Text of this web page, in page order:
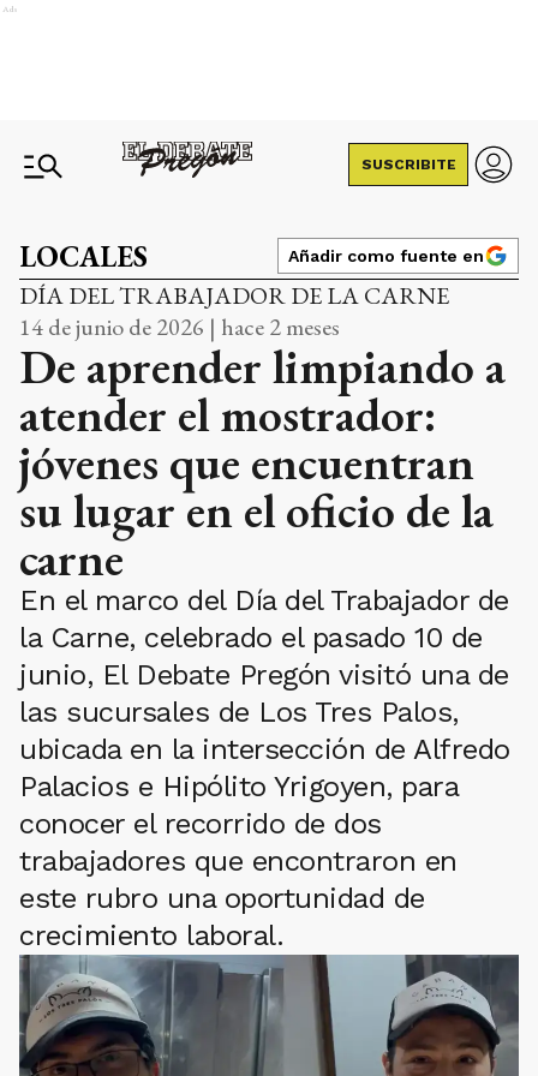
Ads
SUSCRIBITE
LOCALES Añadir como fuente en
DÍA DEL TRABAJADOR DE LA CARNE
14 de junio de 2026 | hace 2 meses
De aprender limpiando a
atender el mostrador:
jóvenes que encuentran
su lugar en el oficio de la
carne
En el marco del Día del Trabajador de
la Carne, celebrado el pasado 10 de
junio, El Debate Pregón visitó una de
las sucursales de Los Tres Palos,
ubicada en la intersección de Alfredo
Palacios e Hipólito Yrigoyen, para
conocer el recorrido de dos
trabajadores que encontraron en
este rubro una oportunidad de
crecimiento laboral.